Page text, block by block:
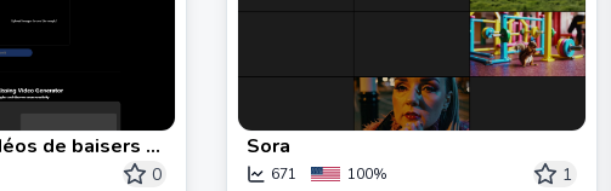
de baisers AI
Vidu AI
0
Sora
671 100%
1